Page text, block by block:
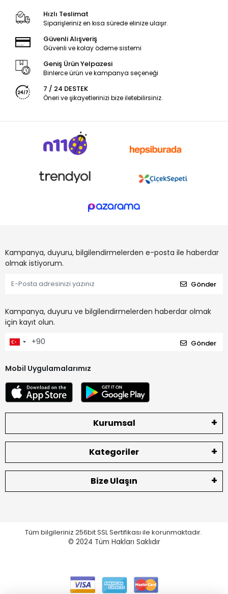
Hızlı Teslimat
Siparişleriniz en kısa sürede elinize ulaşır.
Güvenli Alışveriş
Güvenli ve kolay ödeme sistemi
Geniş Ürün Yelpazesi
Binlerce ürün ve kampanya seçeneği
7 / 24 DESTEK
Öneri ve şikayetlerinizi bize iletebilirsiniz.
Kampanya, duyuru, bilgilendirmelerden e-posta ile haberdar
olmak istiyorum.
Gönder
Kampanya, duyuru ve bilgilendirmelerden haberdar olmak
için kayıt olun.
Gönder
Mobil Uygulamalarımız
Kurumsal
Kategoriler
Bize Ulaşın
Tüm bilgileriniz 256bit SSL Sertifikası ile korunmaktadır.
© 2024 Tüm Hakları Saklıdır